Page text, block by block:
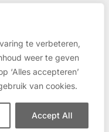
te verbeteren,
weer te geven
‘Alles accepteren’
van cookies.
Accept All
Gouda
AC Gouda